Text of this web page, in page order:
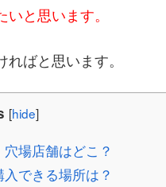
と思います。
ばと思います。
[hide]
場店舗はどこ？
できる場所は？